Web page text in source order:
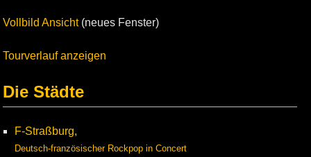
Vollbild Ansicht(neues Fenster)
Tourverlauf anzeigen
Die Städte
F-Straßburg,
Deutsch-französischer Rockpop in Concert